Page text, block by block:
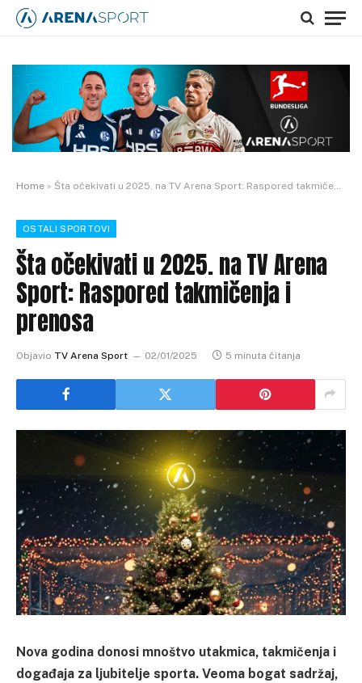
Home » Šta očekivati u 2025. na TV Arena Sport: Raspored takmičenja i prenosa
OSTALI SPORTOVI
Šta očekivati u 2025. na TV Arena
Sport: Raspored takmičenja i
prenosa
Objavio TV Arena Sport 02/01/2025 5 minuta čitanja
Nova godina donosi mnoštvo utakmica, takmičenja i
događaja za ljubitelje sporta. Veoma bogat sadržaj,